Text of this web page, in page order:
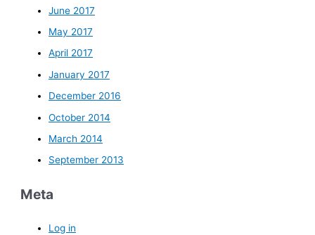
June 2017
May 2017
April 2017
January 2017
December 2016
October 2014
March 2014
September 2013
Meta
Log in